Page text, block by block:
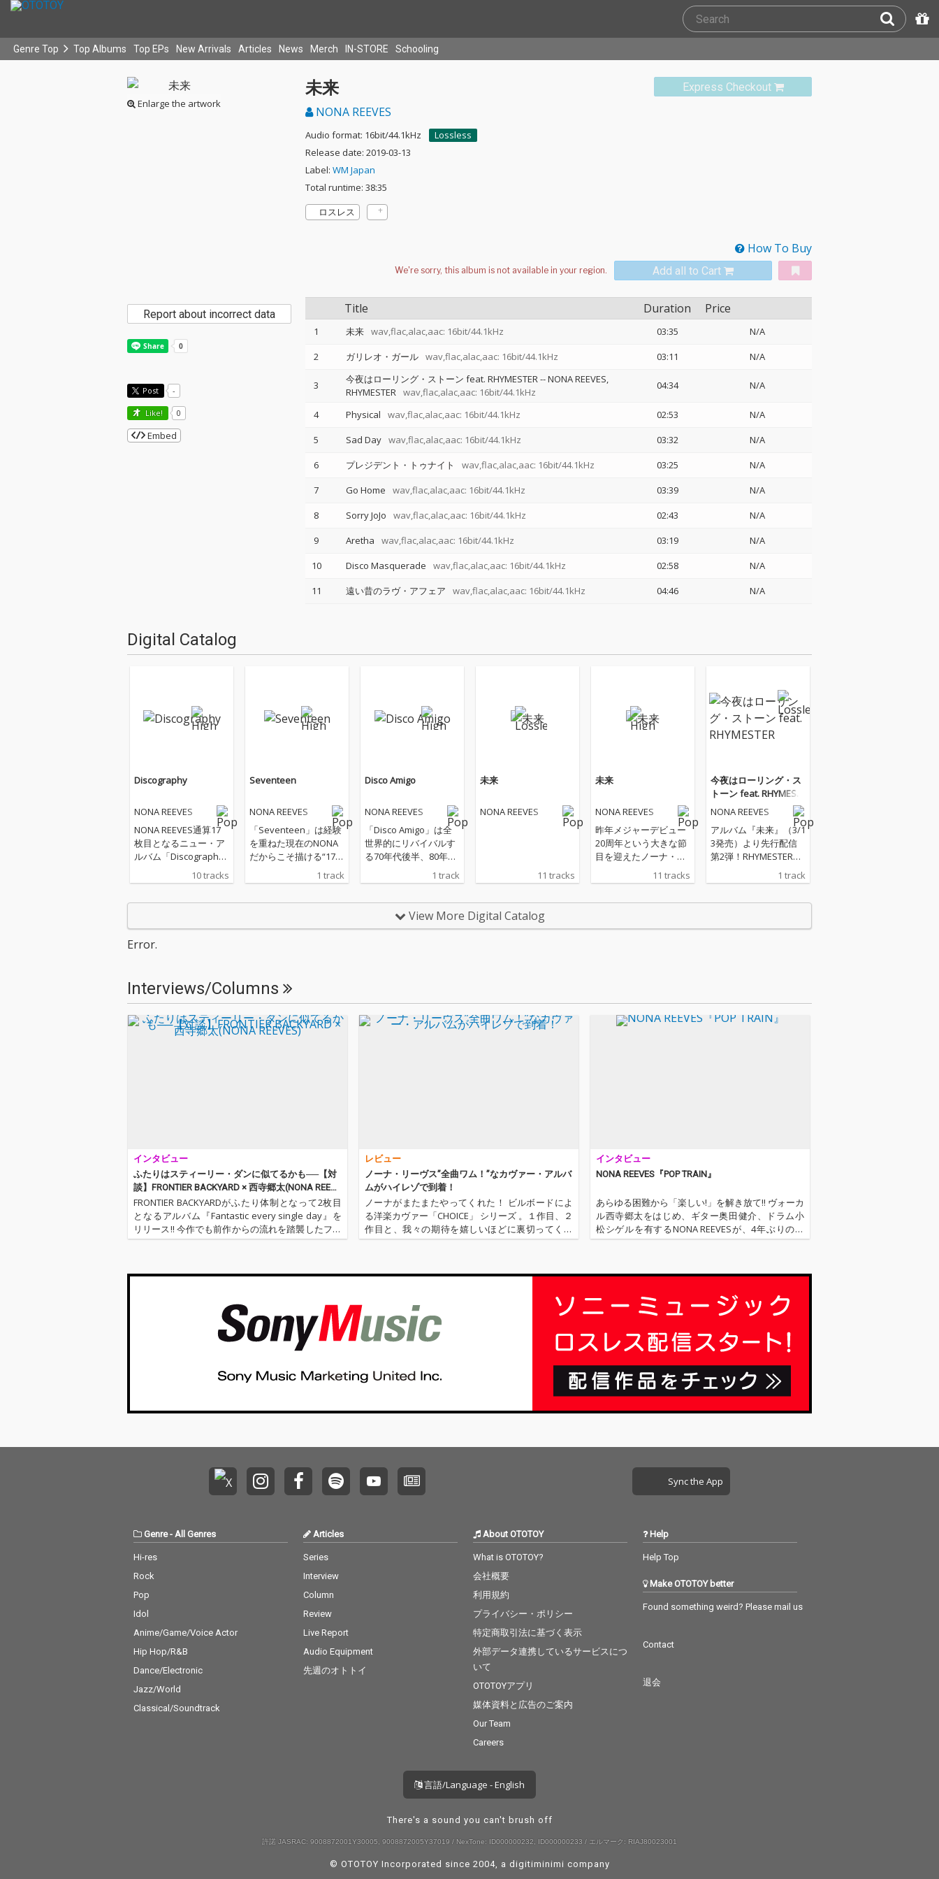
Genre Top Top Albums Top EPs New Arrivals Articles News Merch IN-STORE Schooling
Enlarge the artwork
Express Checkout
未来
NONA REEVES
Audio format: 16bit/44.1kHz
Lossless
Release date: 2019-03-13
Label: WM Japan
Total runtime: 38:35
ロスレス
How To Buy
Add all to Cart
Title Duration Price
1 未来 wav,flac,alac,aac: 16bit/44.1kHz 03:35
N/A
2
ガリレオ・ガール wav,flac,alac,aac: 16bit/44.1kHz 03:11 N/A
3 今夜はローリング・ストーン feat. RHYMESTER--NONA REEVES
RHYMESTER wav,flac,alac,aac: 16bit/44.1kHz
04:34 N/A
4 Physical wav,flac,alac,aac: 16bit/44.1kHz 02:53
N/A
5
Sad Day wav,flac,alac,aac: 16bit/44.1kHz 03:32
N/A
6
プレジデント・トゥナイト wav,flac,alac,aac: 16bit/44.1kHz 03:25
N/A
7
Go Home wav,flac,alac,aac: 16bit/44.1kHz 03:39
N/A
8
Sorry JoJo wav,flac,alac,aac: 16bit/44.1kHz 02:43
N/A
9
Aretha wav,flac,alac,aac: 16bit/44.1kHz 03:19
N/A
10
Disco Masquerade wav,flac,alac,aac: 16bit/44.1kHz 02:58
N/A
11
遠い昔のラヴ・アフェア wav,flac,alac,aac: 16bit/44.1kHz 04:46 N/A
Report about incorrect data
Post -
Like! 0
Embed
Digital Catalog
Discography
NONA REEVES
NONA REEVES通算17
枚目となるニュー・ア
ルバム「Discograph
y」堂々完成！！決定
的名盤誕生！！『この
を理解出来る、シング
作品』 by 西寺郷
太
10 tracks
Seventeen
NONA REEVES
「Seventeen」は経験
を重ねた現在のNONA
だからこそ描ける“17歳
の心情”を、疾走感たっ
ぷりの楽曲に乗せて感
1 track
Disco Amigo
NONA REEVES
「Disco Amigo」は全
世界的にリバイバルす
る70年代後半、80年代
薫陶を受けた「筒美京
にアップデートしたNO
NA REEVESらしさ全開
1 track
未来
NONA REEVES
11 tracks
未来
NONA REEVES
昨年メジャーデビュー
20周年という大きな節
目を迎えたノーナ・リ
ーヴス。今作はそんな
彼らの新たなスタート
OPアーティストとのコ
ラボレーション楽曲、
演奏力を誇示するかの
す。
11 tracks
今夜はローリング・ス
トーン feat. RHYMEST
ER
NONA REEVES
アルバム『未来』（3/1
3発売）より先行配信
第2弾！RHYMESTERを
曲！
1 track
View More Digital Catalog
Error.
Interviews/Columns
インタビュー
ふたりはスティーリー・ダンに似てるかも──【対
談】FRONTIER BACKYARD × 西寺郷太(NONA REEVE
S)
FRONTIER BACKYARDがふたり体制となって2枚目
となるアルバム『Fantastic every single day』を
リリース!! 今作でも前作からの流れを踏襲したファ
ンクでかつポップ、そしてアッパーな楽曲が並ん
レビュー
ノーナ・リーヴス”全曲ワム！”なカヴァー・アルバ
ムがハイレゾで到着！
ノーナがまたまたやってくれた！ ビルボードによ
る洋楽カヴァー「CHOICE」 シリーズ 。１作目、２
作目と、我々の期待を嬉しいほどに裏切ってくれ
た彼らが放つ3作目のチョイスは、 ヴォーカルの西
インタビュー
NONA REEVES『POP TRAIN』
あらゆる困難から「楽しい!」を解き放て!! ヴォーカ
ル西寺郷太をはじめ、ギター奥田健介、ドラム小
松シゲルを有するNONA REEVESが、4年ぶりのオ
リジナル・アルバムをリリース。プロデューサ
Sync the App
Genre- All Genres
Hi-res
Rock
Pop
Idol
Anime/Game/Voice Actor
Hip Hop/R&B
Dance/Electronic
Jazz/World
Classical/Soundtrack
Articles
Series
Interview
Column
Review
Live Report
Audio Equipment
先週のオトトイ
About OTOTOY
What is OTOTOY?
会社概要
利用規約
プライバシー・ポリシー
特定商取引法に基づく表示
外部データ連携しているサービスにつ
いて
OTOTOYアプリ
媒体資料と広告のご案内
Our Team
Careers
Help
Help Top
Make OTOTOY better
Found something weird? Please mail us
Contact
退会
言語/Language - English
There's a sound you can't brush off
許諾 JASRAC: 9008872001Y30005, 9008872005Y37019 / NexTone: ID000000232, ID000000233 / エルマーク: RIAJ80023001
© OTOTOY Incorporated since 2004, a digitiminimi company